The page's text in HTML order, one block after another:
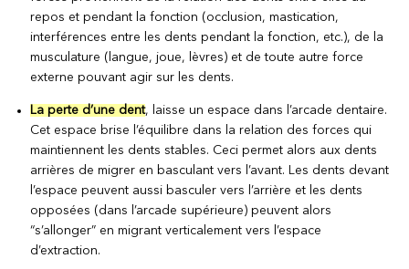
repos et pendant la fonction (occlusion, mastication,
interférences entre les dents pendant la fonction, etc.), de la
musculature (langue, joue, lèvres) et de toute autre force
externe pouvant agir sur les dents.
La perte d’une dent, laisse un espace dans l’arcade dentaire.
Cet espace brise l’équilibre dans la relation des forces qui
maintiennent les dents stables. Ceci permet alors aux dents
arrières de migrer en basculant vers l’avant. Les dents devant
l’espace peuvent aussi basculer vers l’arrière et les dents
opposées (dans l’arcade supérieure) peuvent alors
“s’allonger” en migrant verticalement vers l’espace
d’extraction.